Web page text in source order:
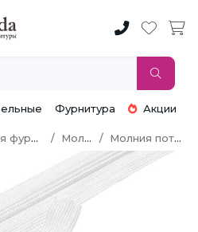
Фурнитура Акции
Молнии Молния потайная